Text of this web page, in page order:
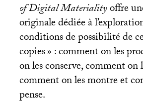
of Digital Materialityoffre
originale dédiée à
conditions de possibilité de
copies» : comment on les
on les conserve, comment
comment on les montre et
pense.